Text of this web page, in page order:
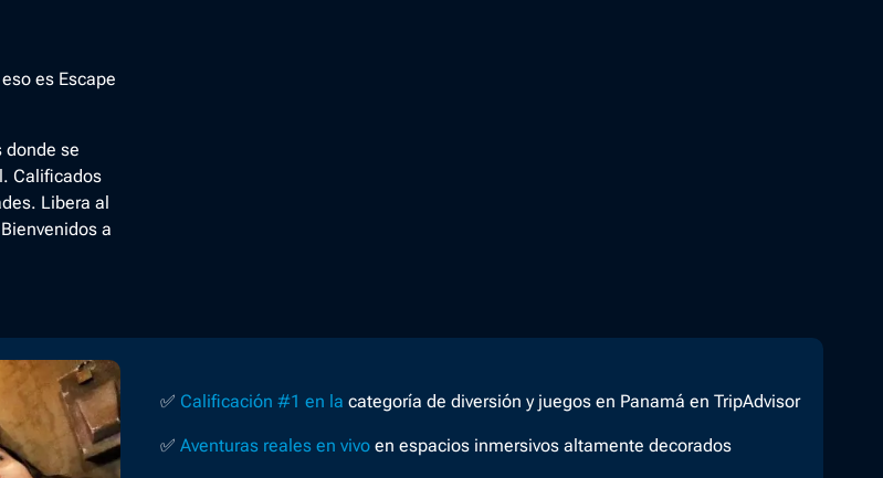
es Escape
donde se
Calificados
Libera al
a
✅ Calificación #1 en la categoría de diversión y juegos en Panamá en TripAdvisor
✅ Aventuras reales en vivo en espacios inmersivos altamente decorados